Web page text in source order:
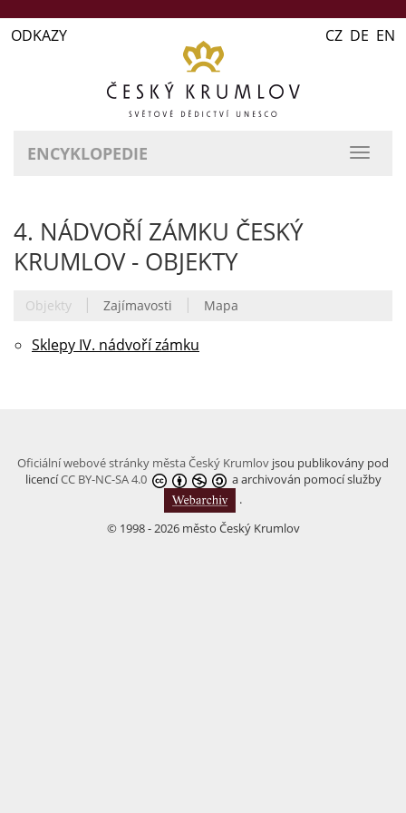
ODKAZY CZ DE EN
ENCYKLOPEDIE
4. NÁDVOŘÍ ZÁMKU ČESKÝ
KRUMLOV - OBJEKTY
Objekty | Zajímavosti | Mapa
Sklepy IV. nádvoří zámku
Oficiální webové stránky města Český Krumlov jsou publikovány pod
licencíCC BY-NC-SA 4.0
a archivován pomocí služby
.
© 1998 - 2026 město Český Krumlov